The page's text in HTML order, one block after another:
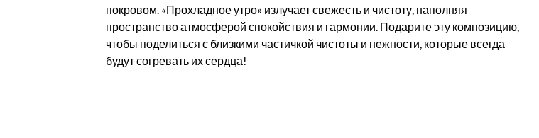
покровом. «Прохладное утро» излучает свежесть и чистоту, наполняя
пространство атмосферой спокойствия и гармонии. Подарите эту композицию,
чтобы поделиться с близкими частичкой чистоты и нежности, которые всегда
будут согревать их сердца!